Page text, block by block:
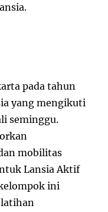
pada tahun
yang mengikuti
seminggu.
mobilitas
Lansia Aktif
ini